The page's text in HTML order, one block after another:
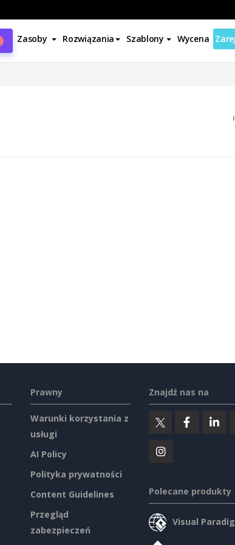
Zasoby Rozwiązania Szablony Wycena
Prawny
Warunki korzystania z
usługi
AI Policy
Polityka prywatności
Content Guidelines
Przegląd
zabezpieczeń
Znajdź nas na
Polecane produkty
Visual